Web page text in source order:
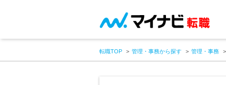
転職TOP 管理・事務から探す 管理・事務